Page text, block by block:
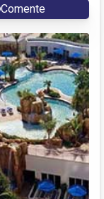
Comente